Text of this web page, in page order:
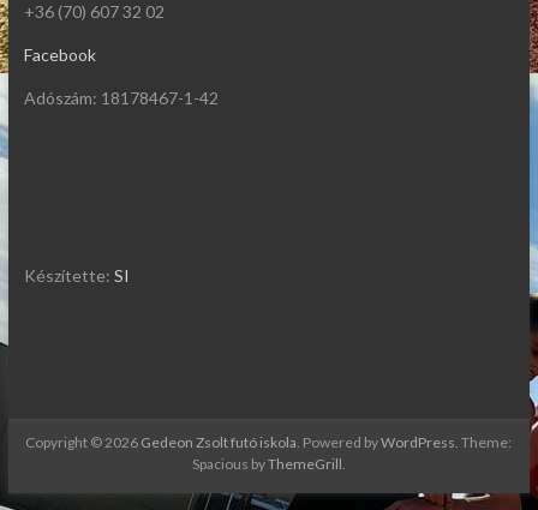
+36 (70) 607 32 02
Facebook
Adószám: 18178467-1-42
Készítette: SI
Copyright © 2026 Gedeon Zsolt futó iskola. Powered byWordPress. Theme:
Spacious byThemeGrill.